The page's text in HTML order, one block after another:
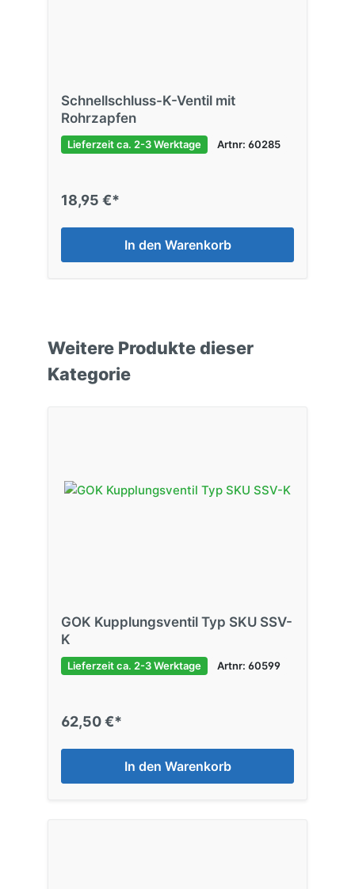
Schnellschluss-K-Ventil mit
Rohrzapfen
Lieferzeit ca. 2-3 Werktage Artnr: 60285
18,95 €*
In den Warenkorb
Weitere Produkte dieser
Kategorie
GOK Kupplungsventil Typ SKU SSV-
K
Lieferzeit ca. 2-3 Werktage Artnr: 60599
62,50 €*
In den Warenkorb